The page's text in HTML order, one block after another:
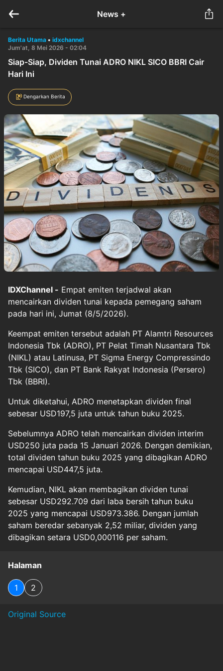
News +
Berita Utama • idxchannel
Jum'at, 8 Mei 2026 - 02:04
Siap-Siap, Dividen Tunai ADRO NIKL SICO BBRI Cair
Hari Ini
Dengarkan Berita
IDXChannel - Empat emiten terjadwal akan
mencairkan dividen tunai kepada pemegang saham
pada hari ini, Jumat (8/5/2026).
Keempat emiten tersebut adalah PT Alamtri Resources
Indonesia Tbk (ADRO), PT Pelat Timah Nusantara Tbk
(NIKL) atau Latinusa, PT Sigma Energy Compressindo
Tbk (SICO), dan PT Bank Rakyat Indonesia (Persero)
Tbk (BBRI).
Untuk diketahui, ADRO menetapkan dividen final
sebesar USD197,5 juta untuk tahun buku 2025.
Sebelumnya ADRO telah mencairkan dividen interim
USD250 juta pada 15 Januari 2026. Dengan demikian,
total dividen tahun buku 2025 yang dibagikan ADRO
mencapai USD447,5 juta.
Kemudian, NIKL akan membagikan dividen tunai
sebesar USD292.709 dari laba bersih tahun buku
2025 yang mencapai USD973.386. Dengan jumlah
saham beredar sebanyak 2,52 miliar, dividen yang
dibagikan setara USD0,000116 per saham.
Halaman
1 2
Original Source